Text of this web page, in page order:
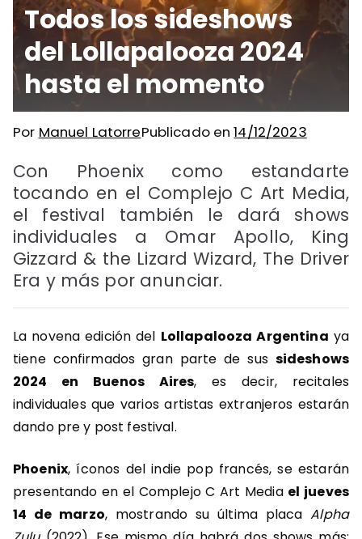
Todos los sideshows
del Lollapalooza 2024
hasta el momento
Por Manuel LatorrePublicado en14/12/2023
Con Phoenix como estandarte
tocando en el Complejo C Art Media,
el festival también le dará shows
individuales a Omar Apollo, King
Gizzard & the Lizard Wizard, The Driver
Era y más por anunciar.
La novena edición del Lollapalooza Argentina ya
tiene confirmados gran parte de sus sideshows
2024 en Buenos Aires, es decir, recitales
individuales que varios artistas extranjeros estarán
dando pre y post festival.
Phoenix, íconos del indie pop francés, se estarán
presentando en el Complejo C Art Media el jueves
14 de marzo, mostrando su última placaAlpha